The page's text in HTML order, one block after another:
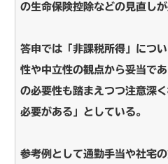
の生命保険控除などの見直しが
答申では「非課税所得」につ
性や中立性の観点から妥当で
の必要性も踏まえつつ注意深
必要がある」としている。
参考例として通勤手当や社宅